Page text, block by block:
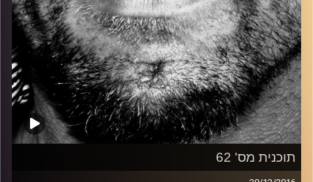
תוכנית מס' 62